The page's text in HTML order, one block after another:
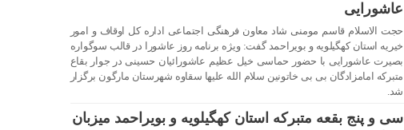
عاشورایی
حجت الاسلام قاسم مومنی شاد معاون فرهنگی اجتماعی اداره کل اوقاف و امور
خیریه استان کهگیلویه و بویراحمد گفت: ویژه برنامه روز عاشورا در قالب سوگواره
بصیرت عاشورایی با حضور حماسی خیل عظیم عاشورائیان حسینی در جوار بقاع
متبرکه امامزادگان بی بی خاتونین سلام الله علیها سقاوه شهرستان مارگون برگزار
شد.
سی و پنج بقعه متبرکه استان کهگیلویه و بویراحمد میزبان